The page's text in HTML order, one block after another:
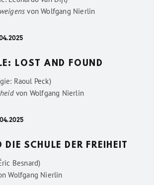
vonWolfgang Nierlin
LOST AND FOUND
Raoul Peck)
von Wolfgang Nierlin
SCHULE DER FREIHEIT
Besnard)
Wolfgang Nierlin